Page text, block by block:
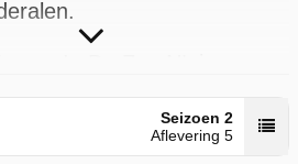
door VTM op zaterdag 2
Seizoen 2
Aflevering 5